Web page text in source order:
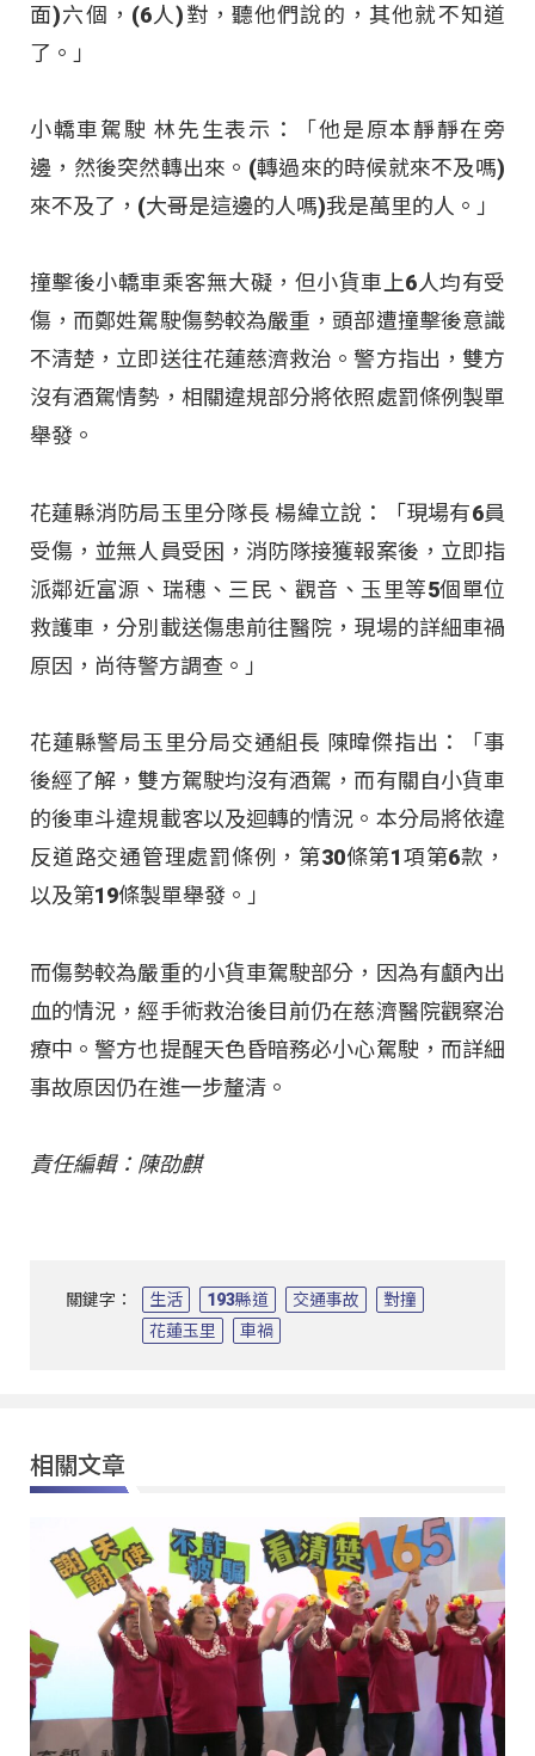
面)六個，(6人)對，聽他們說的，其他就不知道
了。」
小轎車駕駛 林先生表示：「他是原本靜靜在旁
邊，然後突然轉出來。(轉過來的時候就來不及嗎)
來不及了，(大哥是這邊的人嗎)我是萬里的人。」
撞擊後小轎車乘客無大礙，但小貨車上6人均有受
傷，而鄭姓駕駛傷勢較為嚴重，頭部遭撞擊後意識
不清楚，立即送往花蓮慈濟救治。警方指出，雙方
沒有酒駕情勢，相關違規部分將依照處罰條例製單
舉發。
花蓮縣消防局玉里分隊長 楊緯立說：「現場有6員
受傷，並無人員受困，消防隊接獲報案後，立即指
派鄰近富源、瑞穗、三民、觀音、玉里等5個單位
救護車，分別載送傷患前往醫院，現場的詳細車禍
原因，尚待警方調查。」
花蓮縣警局玉里分局交通組長 陳暐傑指出：「事
後經了解，雙方駕駛均沒有酒駕，而有關自小貨車
的後車斗違規載客以及迴轉的情況。本分局將依違
反道路交通管理處罰條例，第30條第1項第6款，
以及第19條製單舉發。」
而傷勢較為嚴重的小貨車駕駛部分，因為有顱內出
血的情況，經手術救治後目前仍在慈濟醫院觀察治
療中。警方也提醒天色昏暗務必小心駕駛，而詳細
事故原因仍在進一步釐清。
責任編輯：陳劭麒
關鍵字： 生活 193縣道 交通事故
對撞
花蓮玉里
車禍
相關文章